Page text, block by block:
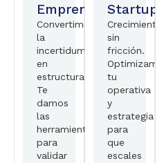
Emprendedores
Convertimos
la
incertidumbre
en
estructura.
Te
damos
las
herramientas
para
validar
Startups
Crecimiento
sin
fricción.
Optimizamos
tu
operativa
y
estrategia
para
que
escales